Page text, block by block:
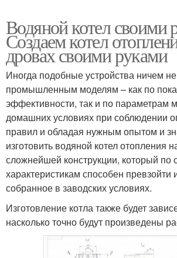
Водяной котел своими
Создаем котел
дровах своими руками
Иногда подобные устройства ничем
промышленным моделям – как по
эффективности, так и по параметрам
домашних условиях при соблюдении
правил и обладая нужным опытом и
изготовить водяной котел отопления
сложнейшей конструкции, который по
характеристикам способен превзойти
собранное в заводских условиях.
Изготовление котла также будет
насколько точно будут произведены